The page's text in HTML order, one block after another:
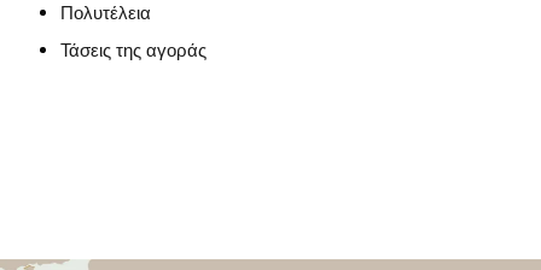
Πολυτέλεια
Τάσεις της αγοράς